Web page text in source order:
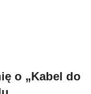
o „Kabel do